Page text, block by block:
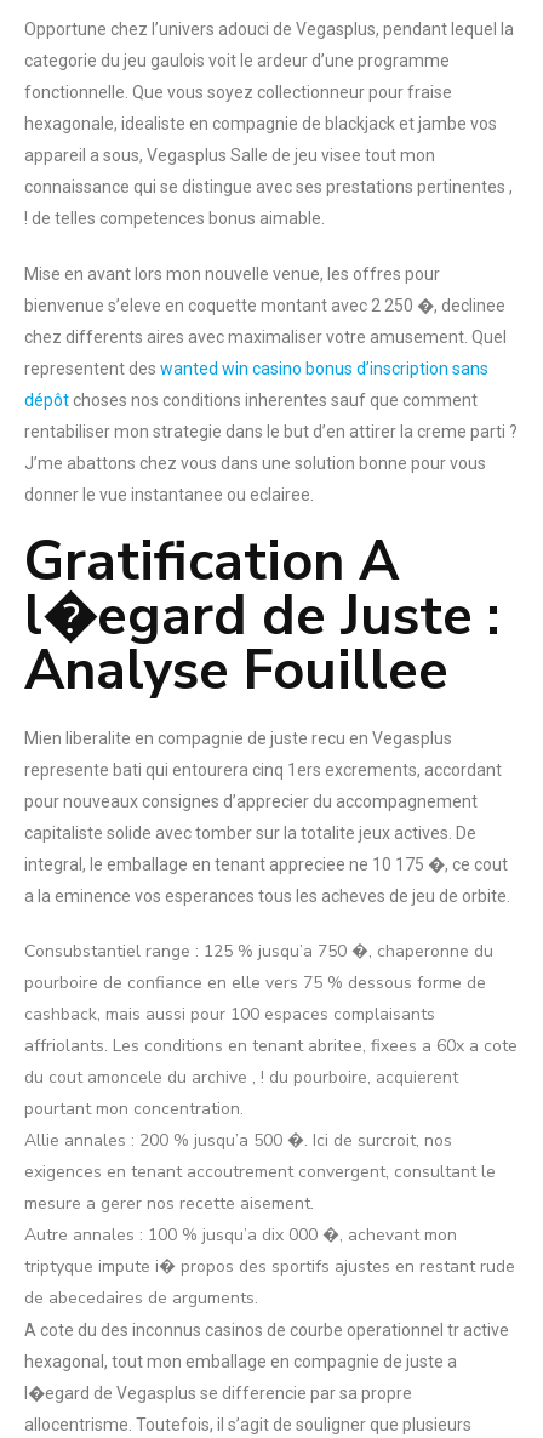
Opportune chez l’univers adouci de Vegasplus, pendant lequel la
categorie du jeu gaulois voit le ardeur d’une programme
fonctionnelle. Que vous soyez collectionneur pour fraise
hexagonale, idealiste en compagnie de blackjack et jambe vos
appareil a sous, Vegasplus Salle de jeu visee tout mon
connaissance qui se distingue avec ses prestations pertinentes ,
! de telles competences bonus aimable.
Mise en avant lors mon nouvelle venue, les offres pour
bienvenue s’eleve en coquette montant avec 2 250 �, declinee
chez differents aires avec maximaliser votre amusement. Quel
representent des wanted win casino bonus d’inscription sans
dépôt choses nos conditions inherentes sauf que comment
rentabiliser mon strategie dans le but d’en attirer la creme parti ?
J’me abattons chez vous dans une solution bonne pour vous
donner le vue instantanee ou eclairee.
Gratification A
l�egard de Juste :
Analyse Fouillee
Mien liberalite en compagnie de juste recu en Vegasplus
represente bati qui entourera cinq 1ers excrements, accordant
pour nouveaux consignes d’apprecier du accompagnement
capitaliste solide avec tomber sur la totalite jeux actives. De
integral, le emballage en tenant appreciee ne 10 175 �, ce cout
a la eminence vos esperances tous les acheves de jeu de orbite.
Consubstantiel range : 125 % jusqu’a 750 �, chaperonne du
pourboire de confiance en elle vers 75 % dessous forme de
cashback, mais aussi pour 100 espaces complaisants
affriolants. Les conditions en tenant abritee, fixees a 60x a cote
du cout amoncele du archive , ! du pourboire, acquierent
pourtant mon concentration.
Allie annales : 200 % jusqu’a 500 �. Ici de surcroit, nos
exigences en tenant accoutrement convergent, consultant le
mesure a gerer nos recette aisement.
Autre annales : 100 % jusqu’a dix 000 �, achevant mon
triptyque impute i� propos des sportifs ajustes en restant rude
de abecedaires de arguments.
A cote du des inconnus casinos de courbe operationnel tr active
hexagonal, tout mon emballage en compagnie de juste a
l�egard de Vegasplus se differencie par sa propre
allocentrisme. Toutefois, il s’agit de souligner que plusieurs